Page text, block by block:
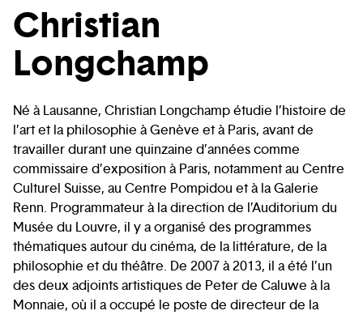
Christian
Longchamp
Né à Lausanne, Christian Longchamp étudie l’histoire de
l’art et la philosophie à Genève et à Paris, avant de
travailler durant une quinzaine d’années comme
commissaire d’exposition à Paris, notamment au Centre
Culturel Suisse, au Centre Pompidou et à la Galerie
Renn. Programmateur à la direction de l’Auditorium du
Musée du Louvre, il y a organisé des programmes
thématiques autour du cinéma, de la littérature, de la
philosophie et du théâtre. De 2007 à 2013, il a été l’un
des deux adjoints artistiques de Peter de Caluwe à la
Monnaie, où il a occupé le poste de directeur de la